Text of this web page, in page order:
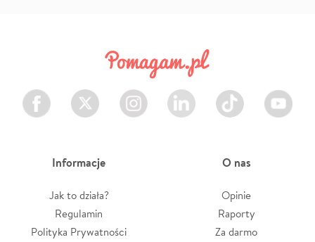
Facebook Twitter Instagram LinkedIn TikTok Youtube
Informacje
Jak to działa?
Regulamin
Polityka Prywatności
O nas
Opinie
Raporty
Za darmo